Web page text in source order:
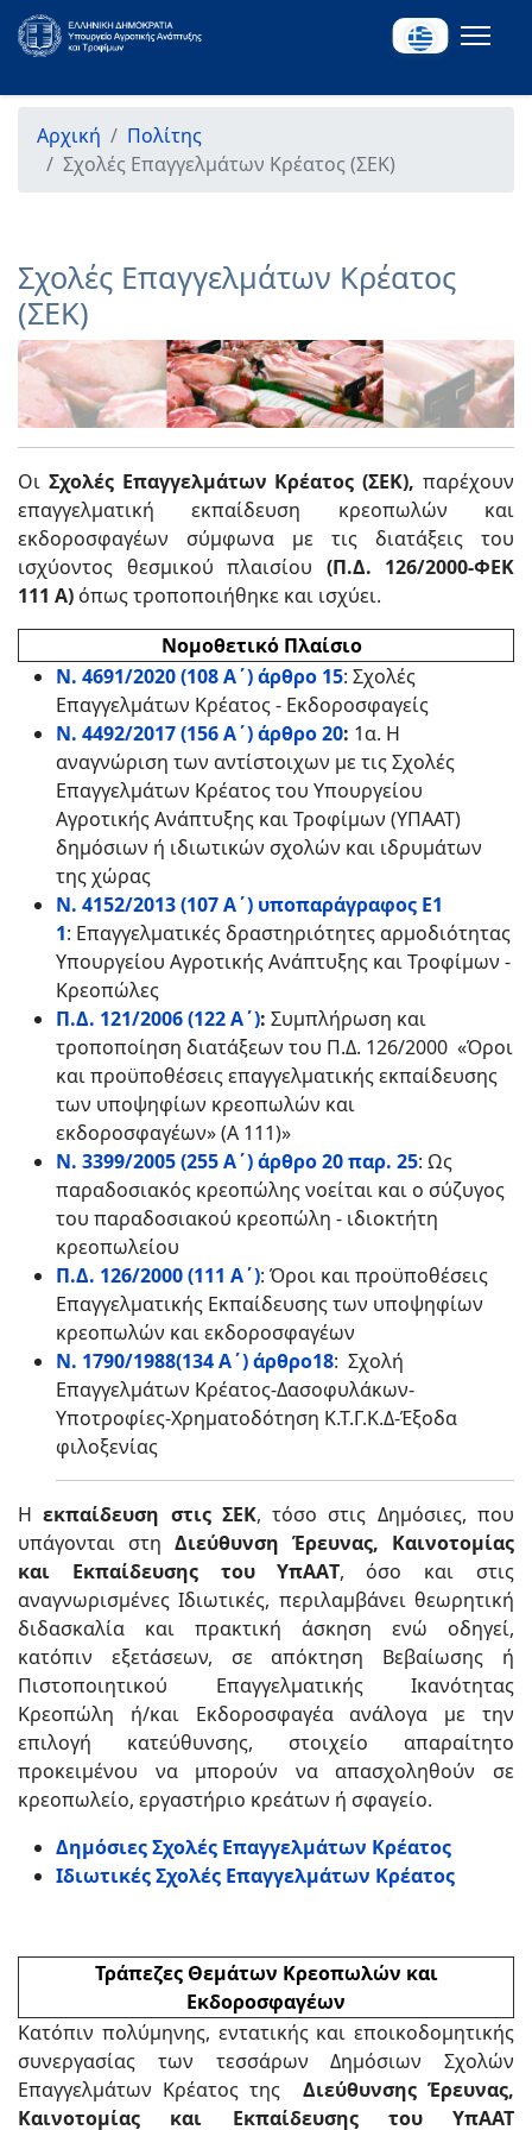
Αρχική
Πολίτης
Σχολές Επαγγελμάτων Κρέατος (ΣΕΚ)
Σχολές Επαγγελμάτων Κρέατος
(ΣΕΚ)
Οι Σχολές Επαγγελμάτων Κρέατος (ΣΕΚ), παρέχουν
επαγγελματική εκπαίδευση κρεοπωλών και
εκδοροσφαγέων σύμφωνα με τις διατάξεις του
ισχύοντος θεσμικού πλαισίου (Π.Δ. 126/2000-ΦΕΚ
111 Α) όπως τροποποιήθηκε και ισχύει.
Νομοθετικό Πλαίσιο
Ν. 4691/2020 (108 Α΄) άρθρο 15: Σχολές
Επαγγελμάτων Κρέατος - Εκδοροσφαγείς
N. 4492/2017 (156 A΄) άρθρο 20: 1α. Η
αναγνώριση των αντίστοιχων με τις Σχολές
Επαγγελμάτων Κρέατος του Υπουργείου
Αγροτικής Ανάπτυξης και Τροφίμων (ΥΠΑΑΤ)
δημόσιων ή ιδιωτικών σχολών και ιδρυμάτων
της χώρας
N. 4152/2013 (107 A΄) υποπαράγραφος Ε1
1: Επαγγελματικές δραστηριότητες αρμοδιότητας
Υπουργείου Αγροτικής Ανάπτυξης και Τροφίμων -
Κρεοπώλες
Π.Δ. 121/2006 (122 Α΄): Συμπλήρωση και
τροποποίηση διατάξεων του Π.Δ. 126/2000 «Όροι
και προϋποθέσεις επαγγελματικής εκπαίδευσης
των υποψηφίων κρεοπωλών και
εκδοροσφαγέων» (Α 111)»
Ν. 3399/2005 (255 Α΄) άρθρο 20 παρ. 25: Ως
παραδοσιακός κρεοπώλης νοείται και ο σύζυγος
του παραδοσιακού κρεοπώλη - ιδιοκτήτη
κρεοπωλείου
Π.Δ. 126/2000 (111 Α΄): Όροι και προϋποθέσεις
Επαγγελματικής Εκπαίδευσης των υποψηφίων
κρεοπωλών και εκδοροσφαγέων
Ν. 1790/1988(134 Α΄) άρθρο18: Σχολή
Επαγγελμάτων Κρέατος-Δασοφυλάκων-
Υποτροφίες-Χρηματοδότηση Κ.Τ.Γ.Κ.Δ-Έξοδα
φιλοξενίας
Η εκπαίδευση στις ΣΕΚ, τόσο στις Δημόσιες, που
υπάγονται στη Διεύθυνση Έρευνας, Καινοτομίας
και Εκπαίδευσης του ΥπΑΑΤ, όσο και στις
αναγνωρισμένες Ιδιωτικές, περιλαμβάνει θεωρητική
διδασκαλία και πρακτική άσκηση ενώ οδηγεί,
κατόπιν εξετάσεων, σε απόκτηση Βεβαίωσης ή
Πιστοποιητικού Επαγγελματικής Ικανότητας
Κρεοπώλη ή/και Εκδοροσφαγέα ανάλογα με την
επιλογή κατεύθυνσης, στοιχείο απαραίτητο
προκειμένου να μπορούν να απασχοληθούν σε
κρεοπωλείο, εργαστήριο κρεάτων ή σφαγείο.
Δημόσιες Σχολές Επαγγελμάτων Κρέατος
Ιδιωτικές Σχολές Επαγγελμάτων Κρέατος
Τράπεζες Θεμάτων Κρεοπωλών και
Εκδοροσφαγέων
Κατόπιν πολύμηνης, εντατικής και εποικοδομητικής
συνεργασίας των τεσσάρων Δημόσιων Σχολών
Επαγγελμάτων Κρέατος της Διεύθυνσης Έρευνας,
Καινοτομίας και Εκπαίδευσης του ΥπΑΑΤ